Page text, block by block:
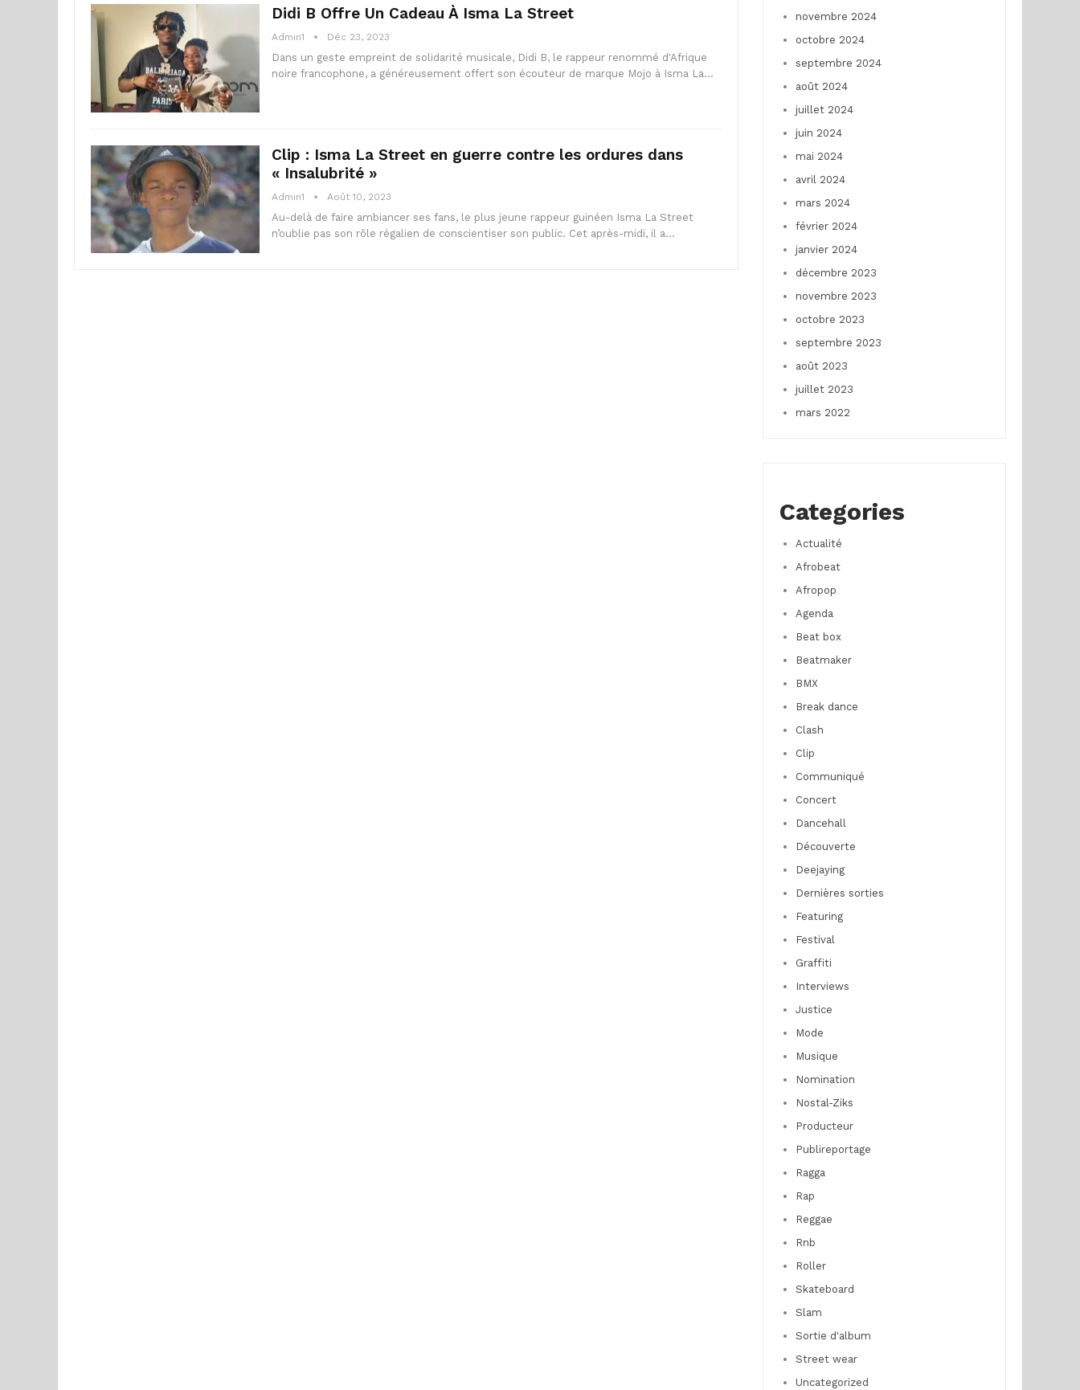
Didi B Offre Un Cadeau À Isma La Street
Admin1 Déc 23, 2023
Dans un geste empreint de solidarité musicale, Didi B, le rappeur renommé d'Afrique
noire francophone, a généreusement offert son écouteur de marque Mojo à Isma La…
Clip : Isma La Street en guerre contre les ordures dans
« Insalubrité »
Admin1 Août 10, 2023
Au-delà de faire ambiancer ses fans, le plus jeune rappeur guinéen Isma La Street
n’oublie pas son rôle régalien de conscientiser son public. Cet après-midi, il a…
novembre 2024
octobre 2024
septembre 2024
août 2024
juillet 2024
juin 2024
mai 2024
avril 2024
mars 2024
février 2024
janvier 2024
décembre 2023
novembre 2023
octobre 2023
septembre 2023
août 2023
juillet 2023
mars 2022
Categories
Actualité
Afrobeat
Afropop
Agenda
Beat box
Beatmaker
BMX
Break dance
Clash
Clip
Communiqué
Concert
Dancehall
Découverte
Deejaying
Dernières sorties
Featuring
Festival
Graffiti
Interviews
Justice
Mode
Musique
Nomination
Nostal-Ziks
Producteur
Publireportage
Ragga
Rap
Reggae
Rnb
Roller
Skateboard
Slam
Sortie d'album
Street wear
Uncategorized